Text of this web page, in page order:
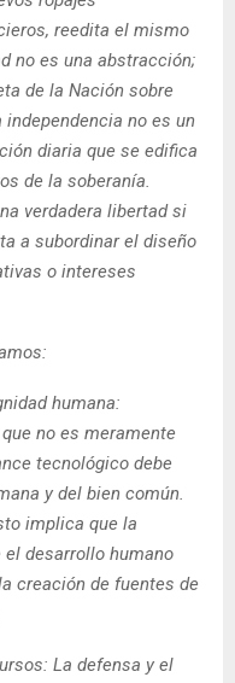
reedita el mismo
no es una abstracción;
de la Nación sobre
no es un
diaria que se edifica
de la soberanía.
verdadera libertad si
a subordinar el diseño
o intereses
humana:
no es meramente
tecnológico debe
y del bien común.
implica que la
desarrollo humano
creación de fuentes de
La defensa y el